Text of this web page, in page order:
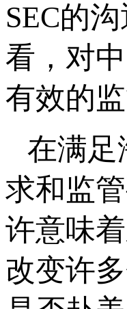
SEC的
看，对
有效的
在满足
求和监
许意味
改变许